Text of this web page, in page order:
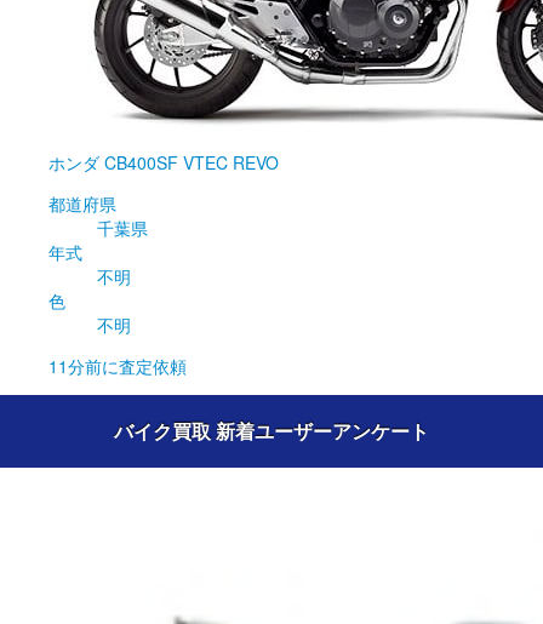
ホンダ CB400SF VTEC REVO
都道府県
千葉県
年式
不明
色
不明
11分前に査定依頼
バイク買取 新着ユーザーアンケート